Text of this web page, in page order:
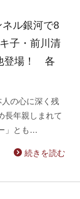
ル銀河で8
子・前川清
登場！ 各
の心に深く残
長年親しまれて
」とも…
続きを読む